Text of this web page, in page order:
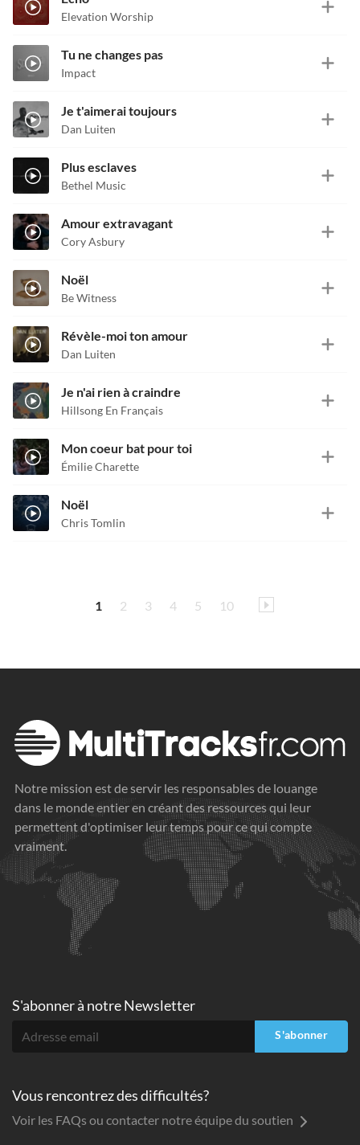
Elevation Worship
Tu ne changes pas
Impact
Je t'aimerai toujours
Dan Luiten
Plus esclaves
Bethel Music
Amour extravagant
Cory Asbury
Noël
Be Witness
Révèle-moi ton amour
Dan Luiten
Je n'ai rien à craindre
Hillsong En Français
Mon coeur bat pour toi
Émilie Charette
Noël
Chris Tomlin
1 2 3 4 5 10
Notre mission est de servir les responsables de louange
dans le monde entier en créant des ressources qui leur
permettent d'optimiser leur temps pour ce qui compte
vraiment.
S'abonner à notre Newsletter
S'abonner
Vous rencontrez des difficultés?
Voir les FAQs ou contacter notre équipe du soutien